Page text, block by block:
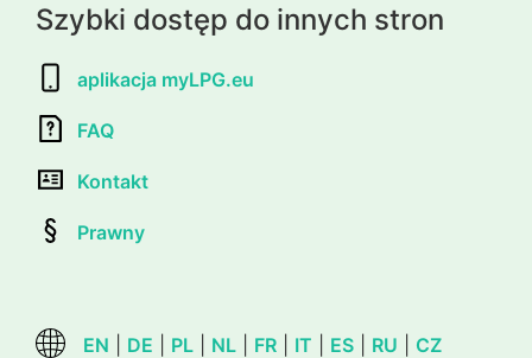
Szybki dostęp do innych stron
aplikacja myLPG.eu
FAQ
Kontakt
Prawny
EN DE PL NL FR IT ES RU CZ